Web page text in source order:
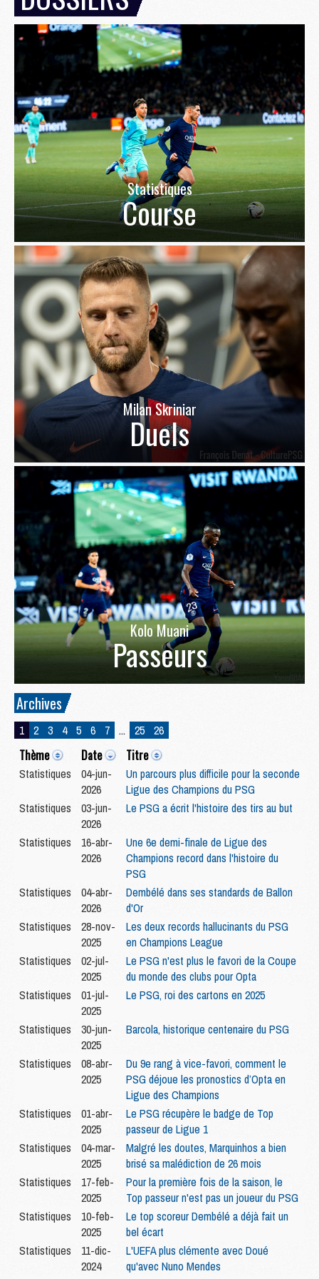
Statistiques
Course
Milan Skriniar
Duels
Kolo Muani
Passeurs
Archives
1 2 3 4 5 6 7 ... 25 26
Thème Date Titre
Statistiques
04-jun-
2026
Un parcours plus difficile pour la seconde
Ligue des Champions du PSG
Statistiques
03-jun-
2026
Le PSG a écrit l'histoire des tirs au but
Statistiques
16-abr-
2026
Une 6e demi-finale de Ligue des
Champions record dans l'histoire du
PSG
Statistiques
04-abr-
2026
Dembélé dans ses standards de Ballon
d'Or
Statistiques
28-nov-
2025
Les deux records hallucinants du PSG
en Champions League
Statistiques
02-jul-
2025
Le PSG n'est plus le favori de la Coupe
du monde des clubs pour Opta
Statistiques
01-jul-
2025
Le PSG, roi des cartons en 2025
Statistiques
30-jun-
2025
Barcola, historique centenaire du PSG
Statistiques
08-abr-
2025
Du 9e rang à vice-favori, comment le
PSG déjoue les pronostics d’Opta en
Ligue des Champions
Statistiques
01-abr-
2025
Le PSG récupère le badge de Top
passeur de Ligue 1
Statistiques
04-mar-
2025
Malgré les doutes, Marquinhos a bien
brisé sa malédiction de 26 mois
Statistiques
17-feb-
2025
Pour la première fois de la saison, le
Top passeur n'est pas un joueur du PSG
Statistiques
10-feb-
2025
Le top scoreur Dembélé a déjà fait un
bel écart
Statistiques
11-dic-
2024
L'UEFA plus clémente avec Doué
qu'avec Nuno Mendes